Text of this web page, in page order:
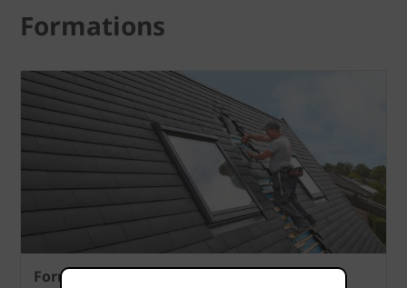
Formations
Formations pour couvreurs